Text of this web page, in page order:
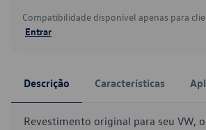
Compatibilidade disponível apenas para
Entrar
Descrição Características
Revestimento original para seu VW,